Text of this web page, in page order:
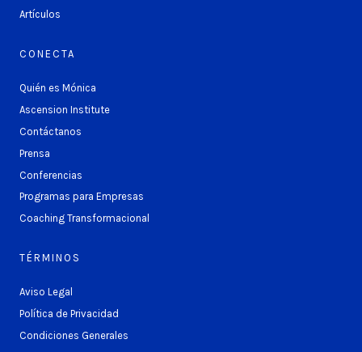
Artículos
CONECTA
Quién es Mónica
Ascension Institute
Contáctanos
Prensa
Conferencias
Programas para Empresas
Coaching Transformacional
TÉRMINOS
Aviso Legal
Política de Privacidad
Condiciones Generales